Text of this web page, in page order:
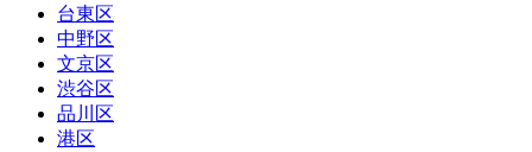
台東区
中野区
文京区
渋谷区
品川区
港区